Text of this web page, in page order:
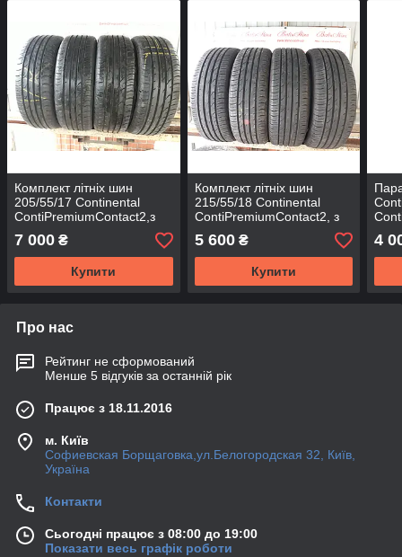
Комплект літніх шин
205/55/17 Continental
ContiPremiumContact2,з
Германії без пробігу по
Україні
7 000 ₴
Купити
Комплект літніх шин
215/55/18 Continental
ContiPremiumContact2, з
Німеччини без пробігу по
Україні
5 600₴
Купити
4
Про нас
Рейтинг не сформований
Менше 5 відгуків за останній рік
Працює з 18.11.2016
м. Київ
Софиевская Борщаговка,ул.Белогородская 32, Київ,
Україна
Контакти
Сьогодні працює з 08:00 до 19:00
Показати весь графік роботи